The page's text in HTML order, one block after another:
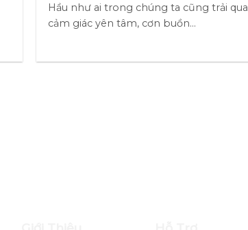
Hầu như ai trong chúng ta cũng trải qua
cảm giác yên tâm, cơn buồn...